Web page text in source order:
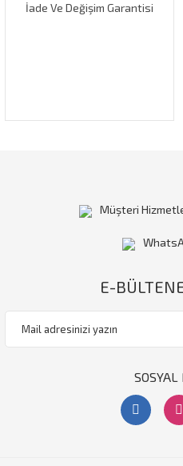
İade Ve Değişim Garantisi
Müşteri
E-